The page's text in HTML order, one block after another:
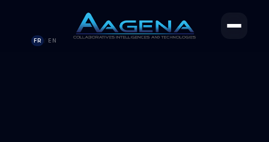
FR / EN